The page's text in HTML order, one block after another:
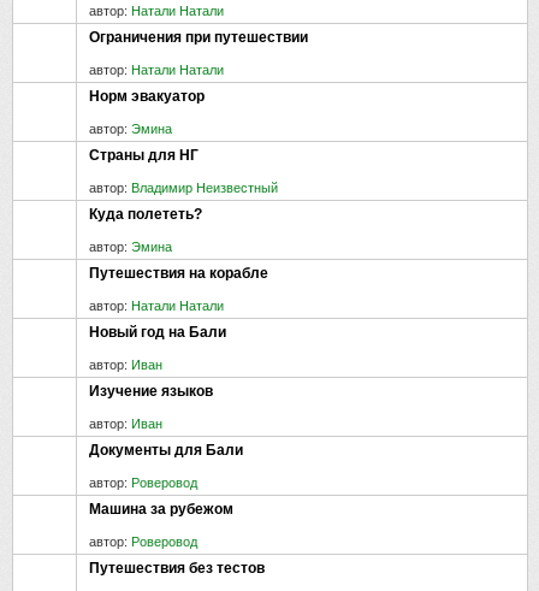
автор: Натали Натали
Ограничения при путешествии
автор: Натали Натали
Норм эвакуатор
автор: Эмина
Страны для НГ
автор: Владимир Неизвестный
Куда полететь?
автор: Эмина
Путешествия на корабле
автор: Натали Натали
Новый год на Бали
автор: Иван
Изучение языков
автор: Иван
Документы для Бали
автор: Роверовод
Машина за рубежом
автор: Роверовод
Путешествия без тестов